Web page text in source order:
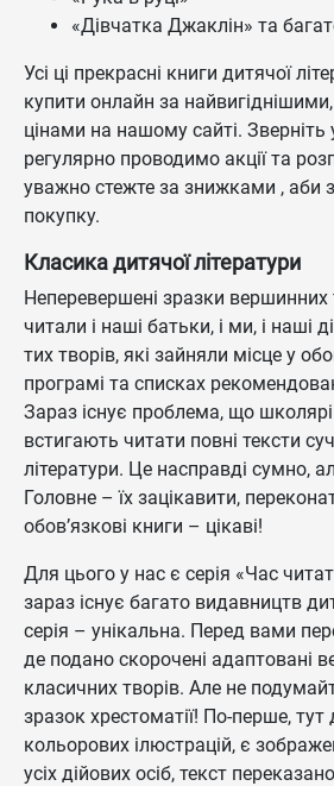
«Дівчатка Джаклін» та
Усі ці прекрасні книги дитячої
купити онлайн за
цінами на нашому сайті.
регулярно проводимо акції та
уважно стежте за знижками , аби
покупку.
Класика дитячої літератури
Неперевершені зразки вершинних
читали і наші батьки, і ми, і наші
тих творів, які зайняли місце у
програмі та списках
Зараз існує проблема, що
встигають читати повні тексти
літератури. Це насправді сумно,
Головне – їх зацікавити,
обов’язкові книги – цікаві!
Для цього у нас є серія «Час
зараз існує багато видавництв
серія – унікальна. Перед вами
де подано скорочені адаптовані
класичних творів. Але не
зразок хрестоматії! По-перше,
кольорових ілюстрацій, є
усіх дійових осіб, текст